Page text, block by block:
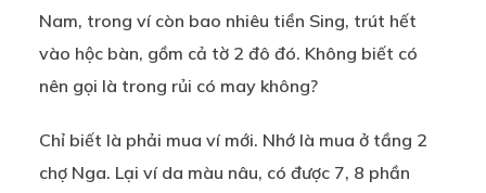
Nam, trong ví còn bao nhiêu tiền Sing, trút hết
vào hộc bàn, gồm cả tờ 2 đô đó. Không biết có
nên gọi là trong rủi có may không?
Chỉ biết là phải mua ví mới. Nhớ là mua ở tầng 2
chợ Nga. Lại ví da màu nâu, có được 7, 8 phần